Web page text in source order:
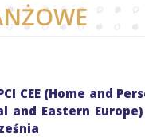
(Home and Personal
Europe) |